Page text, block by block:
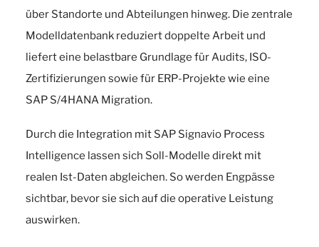
über Standorte und Abteilungen hinweg. Die zentrale
Modelldatenbank reduziert doppelte Arbeit und
liefert eine belastbare Grundlage für Audits, ISO-
Zertifizierungen sowie für ERP-Projekte wie eine
SAP S/4HANA Migration.
Durch die Integration mit SAP Signavio Process
Intelligence lassen sich Soll-Modelle direkt mit
realen Ist-Daten abgleichen. So werden Engpässe
sichtbar, bevor sie sich auf die operative Leistung
auswirken.